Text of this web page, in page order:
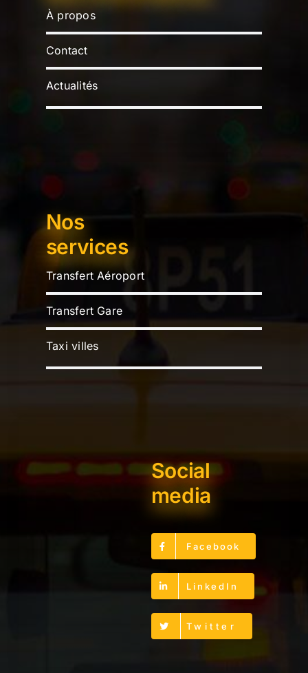
À propos
Contact
Actualités
Nos
services
Transfert Aéroport
Transfert Gare
Taxi villes
Social
media
Facebook
LinkedIn
Twitter